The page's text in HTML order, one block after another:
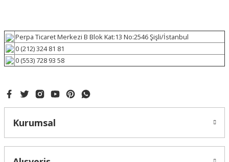
Perpa Ticaret Merkezi B Blok Kat:13 No:2546 Şişli/İstanbul
0 (212) 324 81 81
0 (553) 728 93 58
Kurumsal